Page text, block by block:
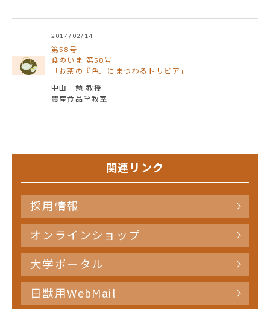
2014/02/14
第58号
食のいま 第58号
「お茶の『色』にまつわるトリビア」
中山 勉 教授
農産食品学教室
関連リンク
採用情報
オンラインショップ
大学ポータル
日獣用WebMail